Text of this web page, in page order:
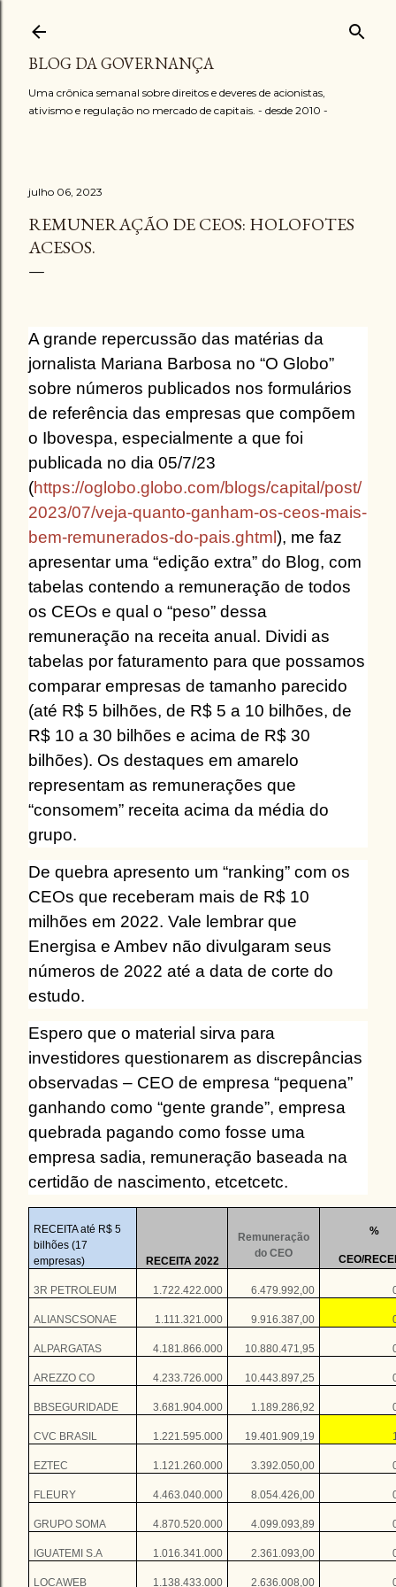
BLOG DA GOVERNANÇA
Uma crônica semanal sobre direitos e deveres de acionistas,
ativismo e regulação no mercado de capitais. - desde 2010 -
julho 06, 2023
REMUNERAÇÃO DE CEOS: HOLOFOTES
ACESOS.
A grande repercussão das matérias da
jornalista Mariana Barbosa no “O Globo”
sobre números publicados nos formulários
de referência das empresas que compõem
o Ibovespa, especialmente a que foi
publicada no dia 05/7/23
(https://oglobo.globo.com/blogs/capital/post/
2023/07/veja-quanto-ganham-os-ceos-mais-
bem-remunerados-do-pais.ghtml ), me faz
apresentar uma “edição extra” do Blog, com
tabelas contendo a remuneração de todos
os CEOs e qual o “peso” dessa
remuneração na receita anual. Dividi as
tabelas por faturamento para que possamos
comparar empresas de tamanho parecido
(até R$ 5 bilhões, de R$ 5 a 10 bilhões, de
R$ 10 a 30 bilhões e acima de R$ 30
bilhões). Os destaques em amarelo
representam as remunerações que
“consomem” receita acima da média do
grupo.
De quebra apresento um “ranking” com os
CEOs que receberam mais de R$ 10
milhões em 2022. Vale lembrar que
Energisa e Ambev não divulgaram seus
números de 2022 até a data de corte do
estudo.
Espero que o material sirva para
investidores questionarem as discrepâncias
observadas – CEO de empresa “pequena”
ganhando como “gente grande”, empresa
quebrada pagando como fosse uma
empresa sadia, remuneração baseada na
certidão de nascimento, etcetcetc.
RECEITA até R$ 5
bilhões (17
empresas)
RECEITA 2022
Remuneração
do CEO
%
CEO/
3R PETROLEUM 1.722.422.000 6.479.992,00
ALIANSCSONAE 1.111.321.000 9.916.387,00
ALPARGATAS 4.181.866.000 10.880.471,95
AREZZO CO 4.233.726.000 10.443.897,25
BBSEGURIDADE 3.681.904.000 1.189.286,92
CVC BRASIL 1.221.595.000 19.401.909,19
EZTEC 1.121.260.000 3.392.050,00
FLEURY 4.463.040.000 8.054.426,00
GRUPO SOMA 4.870.520.000 4.099.093,89
IGUATEMI S.A 1.016.341.000 2.361.093,00
LOCAWEB 1.138.433.000 2.636.008,00